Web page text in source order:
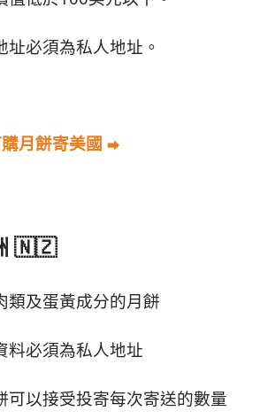
址必須為私人地址。
月餅寄美國 ⮕
🇳🇿
類及蛋黃成分的月餅
料必須為私人地址
可以接受投寄每次寄送的數量